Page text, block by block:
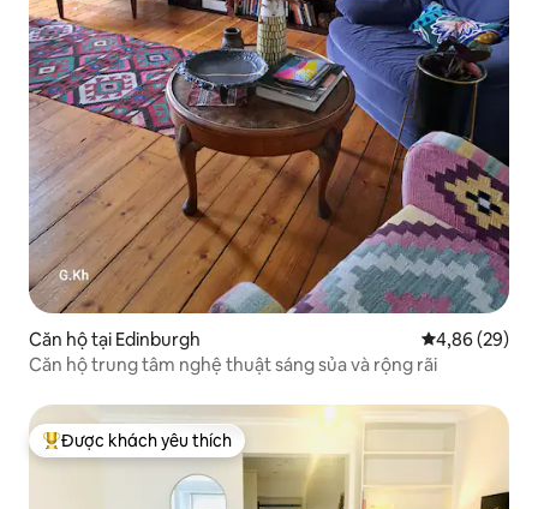
Căn hộ tại Edinburgh Xếp hạng
4,86 (29)
Căn hộ trung tâm nghệ thuật sáng sủa và rộng rãi
Được khách yêu thích nhất
Được khách yêu thích